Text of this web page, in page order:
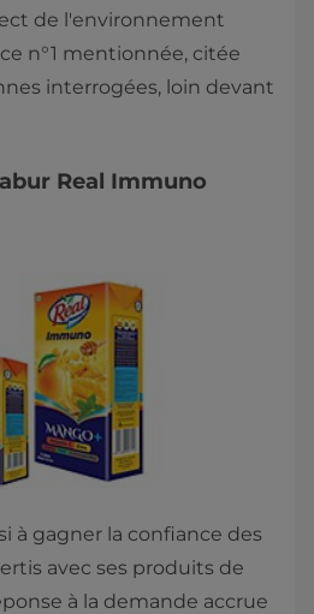
de l'environnement
n°1 mentionnée, citée
interrogées, loin devant
Real Immuno
à gagner la confiance des
avec ses produits de
à la demande accrue